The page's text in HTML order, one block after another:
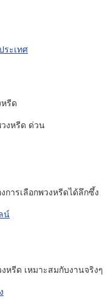
ระเทศ
รีด
งหรีด ด่วน
การเลือกพวงหรีดได้ลึกซึ้ง
น์
หรีด เหมาะสมกับงานจริงๆ